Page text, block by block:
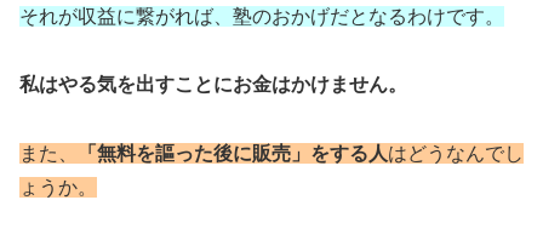
それが収益に繋がれば、塾のおかげだとなるわけです。
私はやる気を出すことにお金はかけません。
また、 「無料を謳った後に販売」をする人はどうなんでし
ょうか。